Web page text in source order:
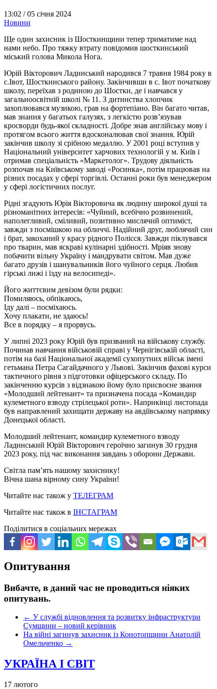
13:02 /05 січня 2024
Новини
Ще один захисник із Шосткинщини тепер триматиме над
нами небо. Про тяжку втрату повідомив шосткинський
міський голова Микола Нога.
Юрій Вікторович Ладинський народився 7 травня 1984 року в
с.Івот, Шосткинського району. Закінчивши в с. Івот початкову
школу, переїхав з родиною до Шостки, де і навчався у
загальноосвітній школі № 11. З дитинства хлопчик
захоплювався музикою, грав на фортепіано. Він багато читав,
мав знання у багатьох галузях, з легкістю розв’язував
кросворди будь-якої складності. Добре знав англійську мову і
протягом всього життя вдосконалював свої знання. Юрій
закінчив школу зі срібною медаллю. У 2001 році вступив у
Національний університет харчових технологій у м. Київ і
отримав спеціальність «Маркетолог». Трудову діяльність
розпочав на Київському заводі «Росинка», потім працював на
різних посадах у сфері торгівлі. Останні роки був менеджером
у сфері логістичних послуг.
Рідні згадують Юрія Вікторовича як людину широкої душі та
різноманітних інтересів: «Чуйний, всебічно розвинений,
наполегливий, сміливий, позитивно мислячий оптиміст,
завжди з посмішкою на обличчі. Надійний друг, люблячий син
і брат, закоханий у красу рідного Полісся. Завжди піклувався
про тварин, мав яскраві кулінарні здібності. Мріяв знову
побачити вільну Україну і мандрувати світом. Мав дуже
багато друзів і шанувальників його чуйного серця. Любив
гірські лижі і їзду на велосипеді».
Його життєвим девізом були рядки:
Помиляюсь, обпікаюсь,
Іду далі – посміхаюсь.
Хочу плакати, не здаюсь!
Все в порядку – я прорвусь.
У липні 2023 року Юрій був призваний на військову службу.
Починав навчання військовій справі у Чернігівській області,
потім на базі Національної академії сухопутних військ імені
гетьмана Петра Сагайдачного у Львові. Закінчив фахові курси
тактичного рівня з підготовки офіцерського складу. По
закінченню курсів з відзнакою йому було присвоєне звання
«Молодший лейтенант» та призначена посада «Командир
кулеметного взводу стрілецької роти». Наприкінці листопада
був направлений захищати державу на авдіївському напрямку
Донецької області.
Молодший лейтенант, командир кулеметного взводу
Ладинський Юрій Вікторович героїчно загинув 30 грудня
2023 року, під час виконання завдань з оборони Держави.
Світла пам’ять нашому захиснику!
Вічна шана вірному сину України!
Читайте нас також у ТЕЛЕГРАМ
Читайте нас також в ІНСТАГРАМ
Поділитися в соціальних мережах
Опитування
Вибачте, в даний час не проводиться ніяких
опитувань.
← У службі відновлення та розвитку інфраструктури
Сумщини – новий керівник
На війні загинув захисник із Конотопщини Анатолій
Омельченко →
УКРАЇНА І СВІТ
17 лютого